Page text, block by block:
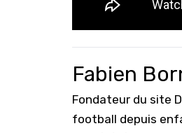
Fabien
Fondateur du site
football depuis